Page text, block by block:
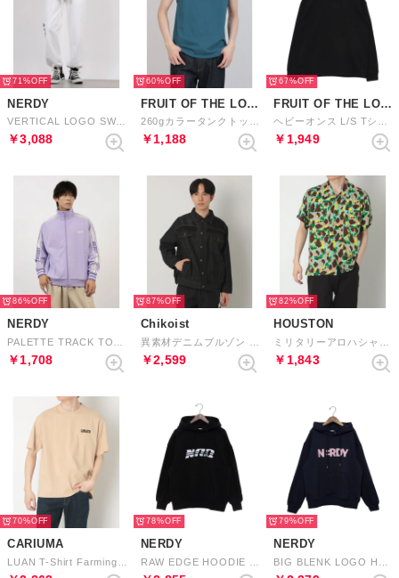
71%
NERDY
￥3,088
60%
FRUIT OF THE LOOM
￥1,188
67%
FRUIT OF THE LOOM
￥1,949
86%
NERDY
￥1,708
87%
Chikoist
￥2,599
82%
HOUSTON
￥1,843
70%
CARIUMA
78%
NERDY
79%
NERDY